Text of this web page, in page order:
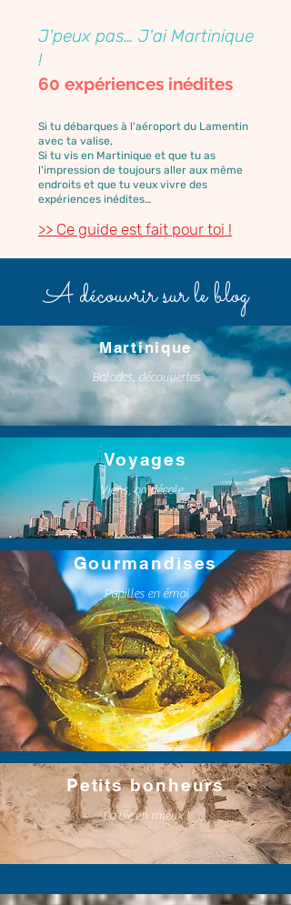
J'peux pas… J'ai Martinique
!
60 expériences inédites
Si tu débarques à l'aéroport du Lamentin
avec ta valise,
Si tu vis en Martinique et que tu as
l'impression de toujours aller aux même
endroits et que tu veux vivre des
expériences inédites…
>> Ce guide est fait pour toi !
A découvrir sur le blog
Martinique
Balades, découvertes
Voyages
Viens, on décole...
Gourmandises
Papilles en émoi
Petits bonheurs
La vie en mieux !